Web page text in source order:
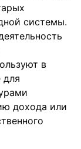
системы.
в
для
дохода или